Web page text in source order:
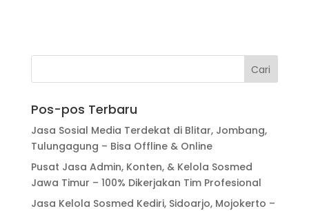
Pos-pos Terbaru
Jasa Sosial Media Terdekat di Blitar, Jombang,
Tulungagung – Bisa Offline & Online
Pusat Jasa Admin, Konten, & Kelola Sosmed
Jawa Timur – 100% Dikerjakan Tim Profesional
Jasa Kelola Sosmed Kediri, Sidoarjo, Mojokerto –